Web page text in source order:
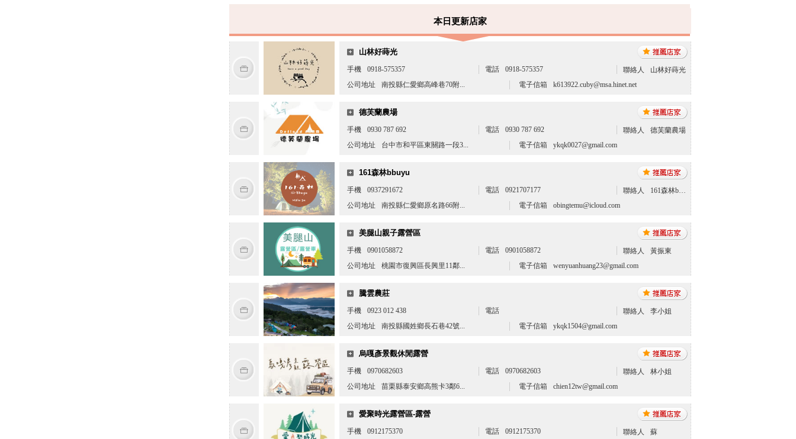
本日更新店家
山林好蒔光
手機 0918-575357 電話 0918-575357 聯絡人
山林好蒔光
公司地址
南投縣仁愛鄉高峰巷70附... 電子信箱 k613922.cuby@msa.hinet.net
德芙蘭農場
手機 0930 787 692 電話 0930 787 692 聯絡人
德芙蘭農場
公司地址
台中市和平區東關路一段3... 電子信箱 ykqk0027@gmail.com
161森林bbuyu
手機 0937291672 電話 0921707177 聯絡人
161森林bbuyu露營區
公司地址
南投縣仁愛鄉原名路66附... 電子信箱 obingtemu@icloud.com
美腿山親子露營區
手機 0901058872 電話 0901058872 聯絡人
黃振東
公司地址
桃園市復興區長興里11鄰... 電子信箱 wenyuanhuang23@gmail.com
騰雲農莊
手機 0923 012 438 電話 聯絡人
李小姐
公司地址
南投縣國姓鄉長石巷42號... 電子信箱 ykqk1504@gmail.com
烏嘎彥景觀休閒露營
手機 0970682603 電話 0970682603 聯絡人
林小姐
公司地址
苗栗縣泰安鄉高熊卡3鄰6... 電子信箱 chien12tw@gmail.com
愛聚時光露營區-露營
手機 0912175370 電話 0912175370 聯絡人 蘇